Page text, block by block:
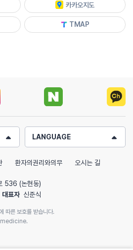
카카오지도
TMAP
LANGUAGE
환자의권리와의무 오시는 길
536 (논현동)
대표자 신준식
따른 보호를 받습니다.